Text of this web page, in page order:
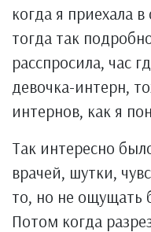
когда я приехала
тогда так
расспросила, час
девочка-интерн,
интернов, как я
Так интересно
врачей, шутки,
то, но не ощущать
Потом когда